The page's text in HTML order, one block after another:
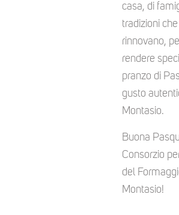
casa, di
tradizioni
rinnovano,
rendere
pranzo di
gusto
Montasio.
Buona
Consorzio
del
Montasio!